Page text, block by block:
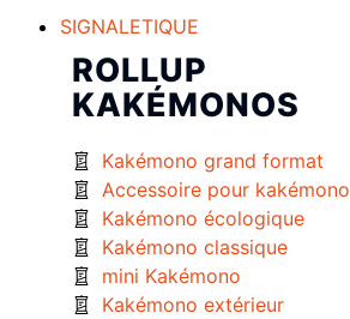
SIGNALETIQUE
ROLLUP
KAKÉMONOS
Kakémono grand format
Accessoire pour kakémono
Kakémono écologique
Kakémono classique
mini Kakémono
Kakémono extérieur